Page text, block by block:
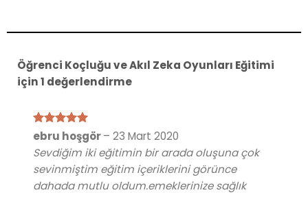
Öğrenci Koçluğu ve Akıl Zeka Oyunları Eğitimi
için 1 değerlendirme
5 üzerinden
ebru hoşgör– 23 Mart 2020
Sevdiğim iki eğitimin bir arada oluşuna çok
sevinmiştim eğitim içeriklerini görünce
dahada mutlu oldum.emeklerinize sağlık